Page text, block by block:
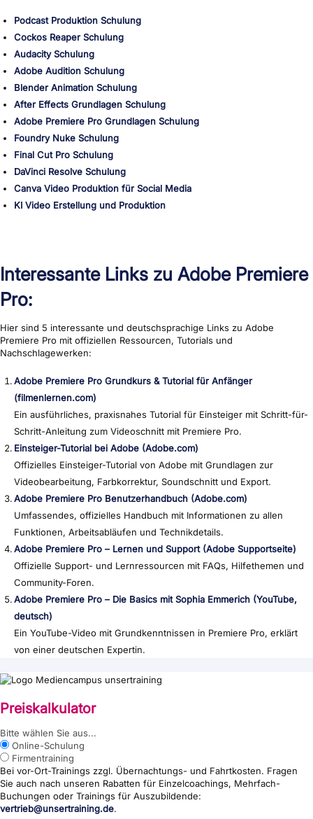
Podcast Produktion Schulung
Cockos Reaper Schulung
Audacity Schulung
Adobe Audition Schulung
Blender Animation Schulung
After Effects Grundlagen Schulung
Adobe Premiere Pro Grundlagen Schulung
Foundry Nuke Schulung
Final Cut Pro Schulung
DaVinci Resolve Schulung
Canva Video Produktion für Social Media
KI Video Erstellung und Produktion
Interessante Links zu Adobe Premiere
Pro:
Hier sind 5 interessante und deutschsprachige Links zu Adobe
Premiere Pro mit offiziellen Ressourcen, Tutorials und
Nachschlagewerken:
Adobe Premiere Pro Grundkurs & Tutorial für Anfänger
(filmenlernen.com)
Ein ausführliches, praxisnahes Tutorial für Einsteiger mit Schritt-für-
Schritt-Anleitung zum Videoschnitt mit Premiere Pro.
Einsteiger-Tutorial bei Adobe (Adobe.com)
Offizielles Einsteiger-Tutorial von Adobe mit Grundlagen zur
Videobearbeitung, Farbkorrektur, Soundschnitt und Export.
Adobe Premiere Pro Benutzerhandbuch (Adobe.com)
Umfassendes, offizielles Handbuch mit Informationen zu allen
Funktionen, Arbeitsabläufen und Technikdetails.
Adobe Premiere Pro – Lernen und Support (Adobe Supportseite)
Offizielle Support- und Lernressourcen mit FAQs, Hilfethemen und
Community-Foren.
Adobe Premiere Pro – Die Basics mit Sophia Emmerich (YouTube,
deutsch)
Ein YouTube-Video mit Grundkenntnissen in Premiere Pro, erklärt
von einer deutschen Expertin.
Preiskalkulator
Bitte wählen Sie aus...
Online-Schulung
Firmentraining
Bei vor-Ort-Trainings zzgl. Übernachtungs- und Fahrtkosten. Fragen
Sie auch nach unseren Rabatten für Einzelcoachings, Mehrfach-
Buchungen oder Trainings für Auszubildende:
vertrieb@unsertraining.de.